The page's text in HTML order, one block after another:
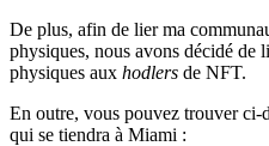
De plus, afin de lier ma
physiques, nous avons décidé de
physiques aux hodlers de NFT.
En outre, vous pouvez trouver ci-
qui se tiendra à Miami :